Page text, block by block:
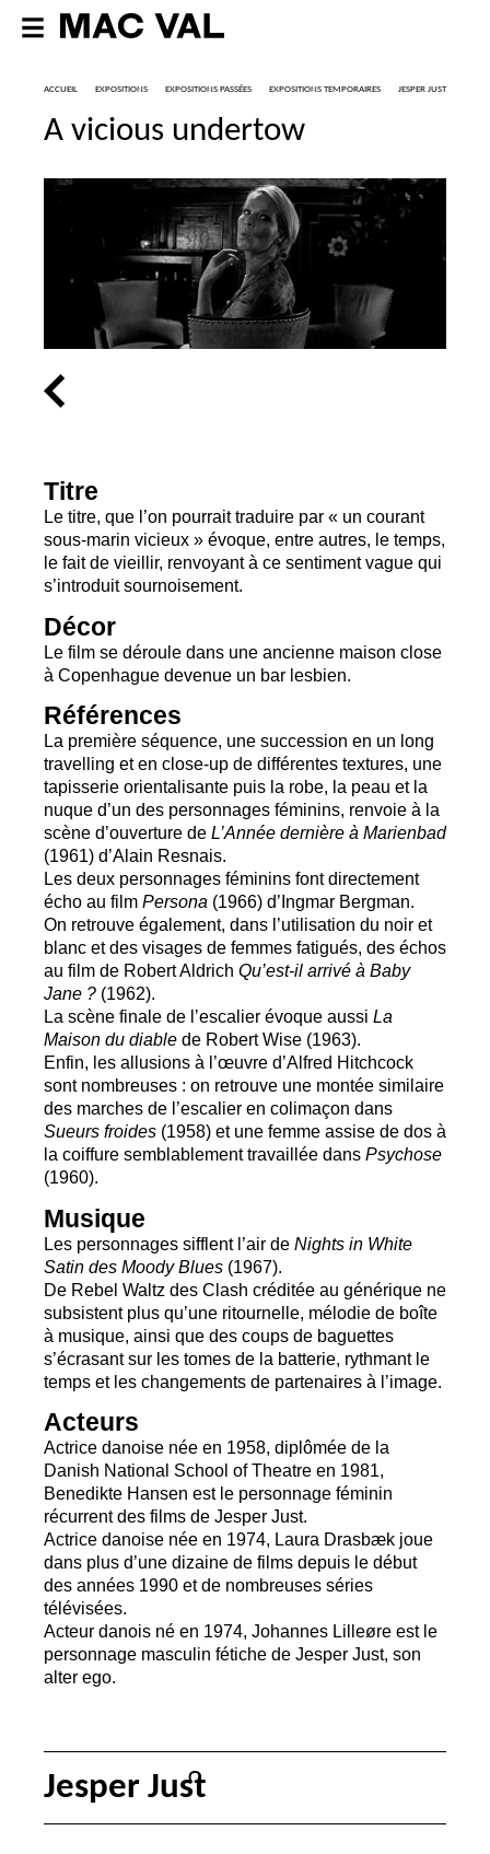
ACCUEIL EXPOSITIONS EXPOSITIONS PASSÉES EXPOSITIONS TEMPORAIRES JESPER JUST
A vicious undertow
Titre
Le titre, que l’on pourrait traduire par « un courant
sous-marin vicieux » évoque, entre autres, le temps,
le fait de vieillir, renvoyant à ce sentiment vague qui
s’introduit sournoisement.
Décor
Le film se déroule dans une ancienne maison close
à Copenhague devenue un bar lesbien.
Références
La première séquence, une succession en un long
travelling et en close-up de différentes textures, une
tapisserie orientalisante puis la robe, la peau et la
nuque d’un des personnages féminins, renvoie à la
scène d’ouverture de L’Année dernière à Marienbad
(1961) d’Alain Resnais.
Les deux personnages féminins font directement
écho au film Persona (1966) d’Ingmar Bergman.
On retrouve également, dans l’utilisation du noir et
blanc et des visages de femmes fatigués, des échos
au film de Robert Aldrich Qu’est-il arrivé à Baby
Jane ? (1962).
La scène finale de l’escalier évoque aussi La
Maison du diable de Robert Wise (1963).
Enfin, les allusions à l’œuvre d’Alfred Hitchcock
sont nombreuses : on retrouve une montée similaire
des marches de l’escalier en colimaçon dans
Sueurs froides (1958) et une femme assise de dos à
la coiffure semblablement travaillée dans Psychose
(1960).
Musique
Les personnages sifflent l’air de Nights in White
Satin des Moody Blues (1967).
De Rebel Waltz des Clash créditée au générique ne
subsistent plus qu’une ritournelle, mélodie de boîte
à musique, ainsi que des coups de baguettes
s’écrasant sur les tomes de la batterie, rythmant le
temps et les changements de partenaires à l’image.
Acteurs
Actrice danoise née en 1958, diplômée de la
Danish National School of Theatre en 1981,
Benedikte Hansen est le personnage féminin
récurrent des films de Jesper Just.
Actrice danoise née en 1974, Laura Drasbæk joue
dans plus d’une dizaine de films depuis le début
des années 1990 et de nombreuses séries
télévisées.
Acteur danois né en 1974, Johannes Lilleøre est le
personnage masculin fétiche de Jesper Just, son
alter ego.
Jesper Just